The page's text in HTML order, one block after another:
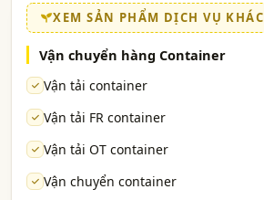
XEM SẢN PHẨM DỊCH VỤ KHÁC
Vận chuyển hàng Container
Vận tải container
Vận tải FR container
Vận tải OT container
Vận chuyển container